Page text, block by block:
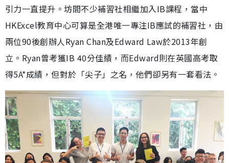
引力一直提升。坊間不少補習社相繼加入IB課程，當中
HKExcel教育中心可算是全港唯一專注IB應試的補習社，由
兩位90後創辦人Ryan Chan及Edward Law於2013年創
立。Ryan曾考獲IB 40分佳績，而Edward則在英國高考取
得5A*成績，但對於「尖子」之名，他們卻另有一套看法。